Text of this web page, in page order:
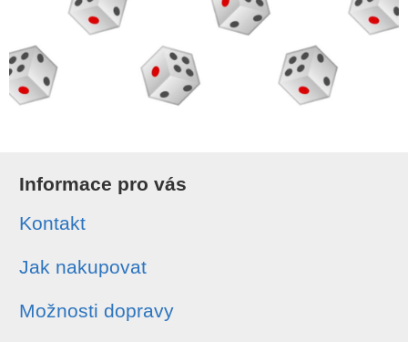
Informace pro vás
Kontakt
Jak nakupovat
Možnosti dopravy